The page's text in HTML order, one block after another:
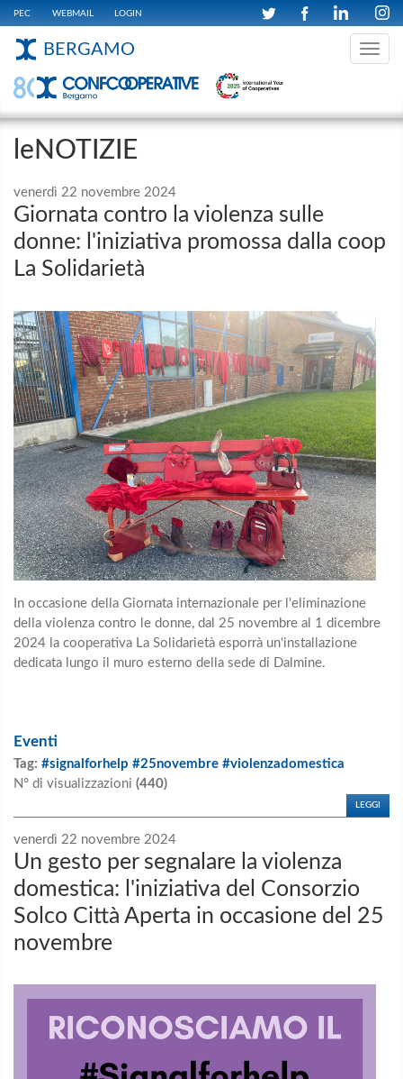
PEC WEBMAIL LOGIN
Toggle
BERGAMO
leNOTIZIE
venerdì 22 novembre 2024
Giornata contro la violenza sulle
donne: l'iniziativa promossa dalla coop
La Solidarietà
In occasione della Giornata internazionale per l'eliminazione
della violenza contro le donne, dal 25 novembre al 1 dicembre
2024 la cooperativa La Solidarietà esporrà un'installazione
dedicata lungo il muro esterno della sede di Dalmine.
Eventi
Tag: #signalforhelp #25novembre #violenzadomestica
N° di visualizzazioni (440)
LEGGI
venerdì 22 novembre 2024
Un gesto per segnalare la violenza
domestica: l'iniziativa del Consorzio
Solco Città Aperta in occasione del 25
novembre